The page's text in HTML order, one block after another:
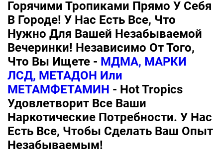
Горячими Тропиками Прямо У Себя
В Городе! У Нас Есть Все, Что
Нужно Для Вашей Незабываемой
Вечеринки! Независимо От Того,
Что Вы Ищете - МДМА, МАРКИ
ЛСД, МЕТАДОН Или
МЕТАМФЕТАМИН - Hot Tropics
Удовлетворит Все Ваши
Наркотические Потребности. У Нас
Есть Все, Чтобы Сделать Ваш Опыт
Незабываемым!